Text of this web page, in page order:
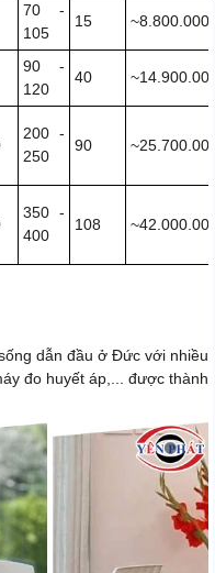
70 -
105
15 ~8.800.000
90 -
120
40
200 -
250
90
350 -
400
108
dẫn đầu ở Đức với nhiều
đo huyết áp,... được thành